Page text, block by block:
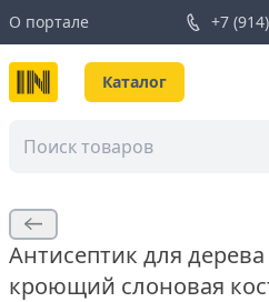
О портале +7
Каталог
Антисептик для
кроющий слоновая